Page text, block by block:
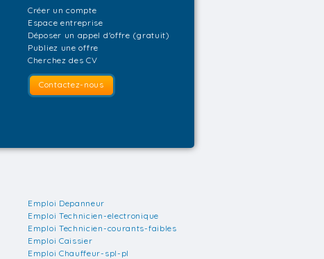
Créer un compte
Espace entreprise
Déposer un appel d'offre (gratuit)
Publiez une offre
Cherchez des CV
Contactez-nous
Emploi Depanneur
Emploi Technicien-electronique
Emploi Technicien-courants-faibles
Emploi Caissier
Emploi Chauffeur-spl-pl